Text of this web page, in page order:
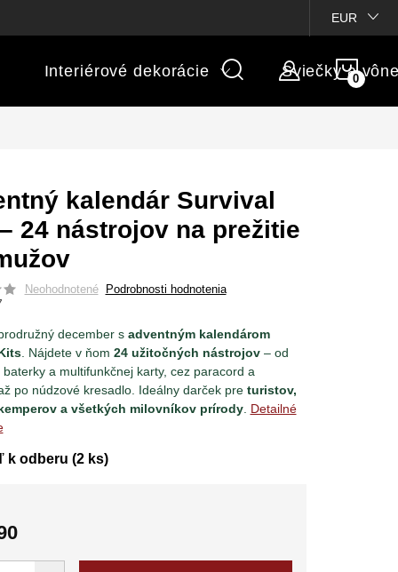
Vlastné popisy produktov
EUR
Interiérové dekorácie Sviečky a
kalendár Survival
24 nástrojov na prežitie
Neohodnotené Podrobnosti hodnotenia
december s adventným kalendárom
. Nájdete v ňom 24 užitočných nástrojov– od
a multifunkčnej karty, cez paracord a
po núdzové kresadlo. Ideálny darček pre turistov,
a všetkých milovníkov prírody. Detailné
k odberu (2 ks)